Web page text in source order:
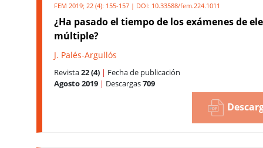
FEM 2019; 22 (4): 155-157 | DOI: 10.33588/fem.224.1011
¿Ha pasado el tiempo de los exámenes de
múltiple?
J. Palés-Argullós
Revista22 (4) | Fecha de publicación
Agosto 2019 | Descargas709